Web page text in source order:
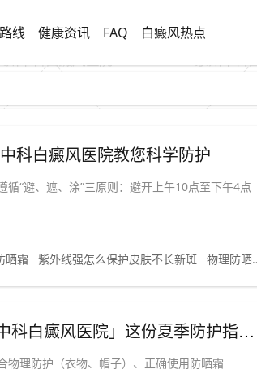
线 健康资讯 FAQ 白癜风热点
科白癜风医院教您科学防护
“避、遮、涂”三原则：避开上午10点至下午4点
晒霜 紫外线强怎么保护皮肤不长新斑 物理防晒和化学防晒哪个更适合敏感皮肤
【泉州高温预警】白癜风患者如何科学防晒？「泉州中科白癜风医院」这份夏季防护指南请查收！
物理防护（衣物、帽子）、正确使用防晒霜